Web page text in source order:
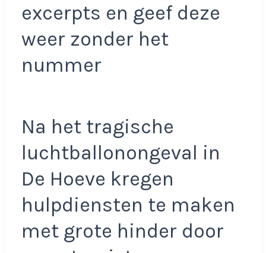
excerpts en geef deze
weer zonder het
nummer
Na het tragische
luchtballonongeval in
De Hoeve kregen
hulpdiensten te maken
met grote hinder door